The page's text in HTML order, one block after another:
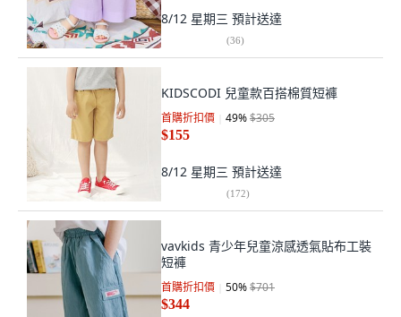
8/12 星期三 預計送達
(36)
KIDSCODI 兒童款百搭棉質短褲
首購折扣價 49%$305
$155
8/12 星期三 預計送達
(172)
vavkids 青少年兒童涼感透氣貼布工裝
短褲
首購折扣價 50%$701
$344